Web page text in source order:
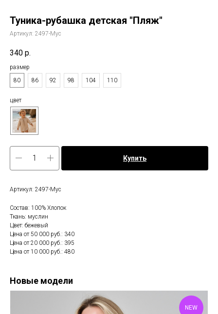
Туника-рубашка детская "Пляж"
Артикул: 2497-Мус
340 р.
размер
80
86 92 98 104 110
цвет
Купить
Артикул: 2497-Мус
Состав: 100% Хлопок
Ткань: муслин
Цвет: бежевый
Цена от 50 000 руб.: 340
Цена от 20 000 руб.: 395
Цена от 10 000 руб.: 480
Новые модели
NEW